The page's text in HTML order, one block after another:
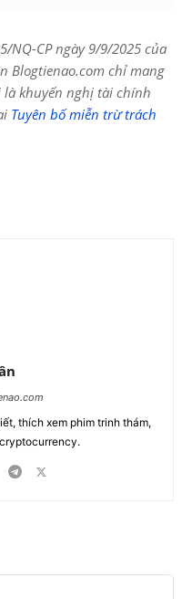
NQ-CP ngày 9/9/2025 của
Blogtienao.com chỉ mang
khuyến nghị tài chính
Tuyên bố miễn trừ trách
thích xem phim trinh thám,